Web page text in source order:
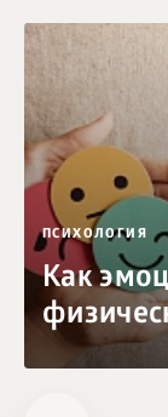
ПСИХОЛОГИЯ
Как